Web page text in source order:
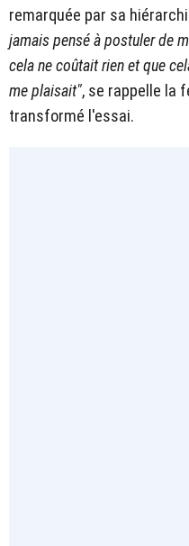
remarquée par sa
jamais pensé à postuler de
cela ne coûtait rien et que
me plaisait", se rappelle la
transformé l'essai.